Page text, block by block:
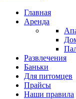
Главная
Аренда
Развлечения
Баньки
Для питомцев
Прайсы
Наши правила